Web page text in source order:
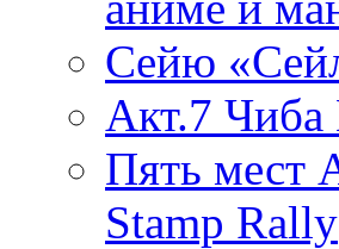
Cейю
Акт.7
Пять мест
Stamp Rally